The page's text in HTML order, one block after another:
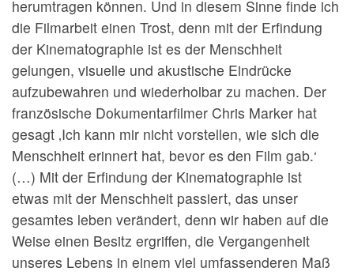
herumtragen können. Und in diesem Sinne finde ich
die Filmarbeit einen Trost, denn mit der Erfindung
der Kinematographie ist es der Menschheit
gelungen, visuelle und akustische Eindrücke
aufzubewahren und wiederholbar zu machen. Der
französische Dokumentarfilmer Chris Marker hat
gesagt ‚Ich kann mir nicht vorstellen, wie sich die
Menschheit erinnert hat, bevor es den Film gab.‘
(…) Mit der Erfindung der Kinematographie ist
etwas mit der Menschheit passiert, das unser
gesamtes leben verändert, denn wir haben auf die
Weise einen Besitz ergriffen, die Vergangenheit
unseres Lebens in einem viel umfassenderen Maß